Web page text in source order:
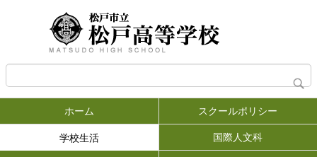
ホーム スクールポリシー
学校生活 国際人文科